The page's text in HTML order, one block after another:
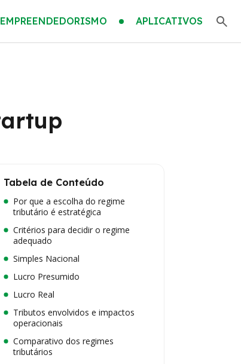
EMPREENDEDORISMO APLICATIVOS
Tabela de Conteúdo
Por que a escolha do regime
tributário é estratégica
Critérios para decidir o regime
adequado
Simples Nacional
Lucro Presumido
Lucro Real
Tributos envolvidos e impactos
operacionais
Comparativo dos regimes
tributários